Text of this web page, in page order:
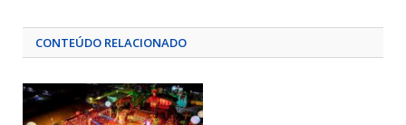
CONTEÚDO RELACIONADO